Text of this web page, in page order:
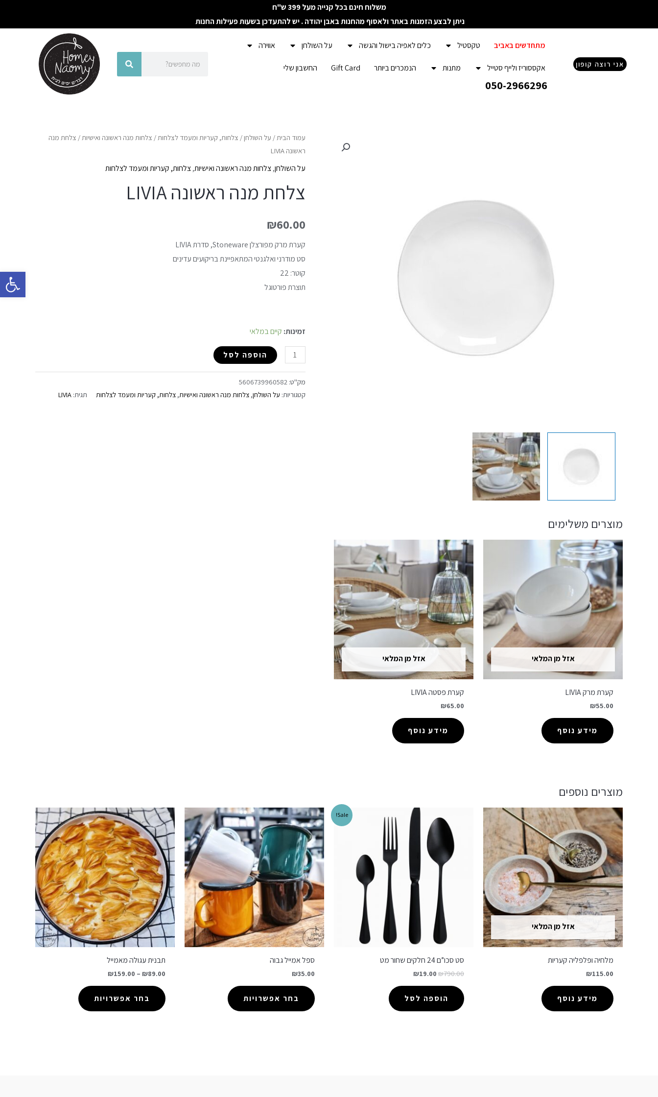
פתח
משלוח חינם בכל קנייה מעל 399 ש"ח
ניתן לבצע הזמנות באתר ולאסוף מהחנות באבן יהודה . יש להתעדכן בשעות פעילות החנות
אני רוצה קופון
מתחדשים באביב טקסטיל כלים לאפיה בישול והגשה על השולחן אווירה
אקססוריז ולייף סטייל מתנות הנמכרים ביותר Gift Card החשבון שלי
050-2966296
חיפוש
עמוד הבית/ על השולחן/ צלחות, קעריות ומעמד לצלחות/ צלחות מנה ראשונה ואישיות/ צלחת מנה
ראשונה LIVIA
על השולחן,צלחות מנה ראשונה ואישיות,צלחות, קעריות ומעמד לצלחות
צלחת מנה ראשונה LIVIA
₪60.00
קערת מרק מפורצלן Stoneware, סדרת LIVIA
סט מודרני ואלגנטי המתאפיינת בריקועים עדינים
קוטר: 22
תוצרת פורטוגל
זמינות: קיים במלאי
כמות
של
צלחת
ראשונה
הוספה לסל
מק"ט: 5606739960582
קטגוריות: על השולחן, צלחות מנה ראשונה ואישיות, צלחות, קעריות ומעמד לצלחות תגית: LIVIA
מוצרים משלימים
אזל מן המלאי
קערת מרק LIVIA
₪55.00
מידע נוסף
אזל מן המלאי
קערת פסטה LIVIA
₪65.00
מידע נוסף
מוצרים נוספים
אזל מן המלאי
מלחיה ופלפליה קעריות
₪115.00
מידע נוסף
Sale!
סט סכו”ם 24 חלקים שחור מט
₪790.00
₪19.00
הוספה לסל
ספל אמייל גבוה
₪35.00
בחר אפשרויות
תבנית עגולה מאמייל
₪89.00
–
₪159.00
בחר אפשרויות